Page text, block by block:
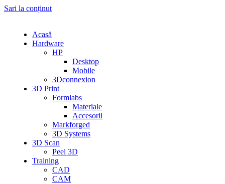
Sari la conținut
Acasă
Hardware
HP
Desktop
Mobile
3Dconnexion
3D Print
Formlabs
Materiale
Accesorii
Markforged
3D Systems
3D Scan
Peel 3D
Training
CAD
CAM